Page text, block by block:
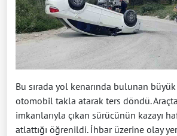
Bu sırada yol kenarında bulunan
otomobil takla atarak ters döndü.
imkanlarıyla çıkan sürücünün kazayı
atlattığı öğrenildi. İhbar üzerine olay